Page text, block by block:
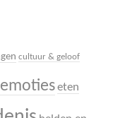
cultuur & geloof
emotieseten